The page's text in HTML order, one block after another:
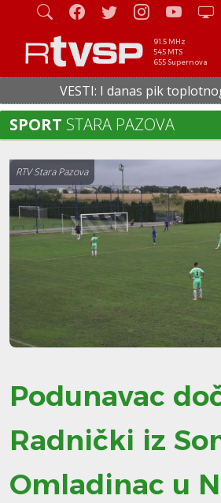
91.5 MHz
545 MTS
655 Supernova
VESTI: I danas pik toplotnog
SPORT STARA PAZOVA
RTV Stara Pazova
Podunavac
Radnički iz
Omladinac u